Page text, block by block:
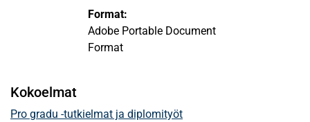
Format:
Adobe Portable Document
Format
Kokoelmat
Pro gradu -tutkielmat ja diplomityöt